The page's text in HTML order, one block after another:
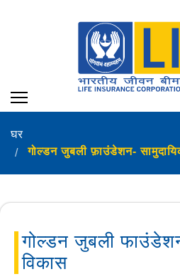
घर
गोल्‍डन जुबली फ़ाउंडेशन-
गोल्डन जुबली
विकास